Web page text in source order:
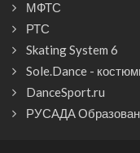
МФТС
РТС
Skating System 6
Sole.Dance -
DanceSport.ru
РУСАДА